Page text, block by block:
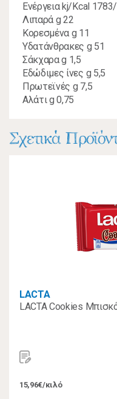
Ενέργεια kj/Kcal
Λιπαρά g 22
Kορεσμένα g 11
Υδατάνθρακες g 51
Σάκχαρα g 1,5
Εδώδιμες ίνες g 5,5
Πρωτεϊνές g 7,5
Αλάτι g 0,75
Σχετικά
LACTA
LACTA Cookies
15,96€/κιλό